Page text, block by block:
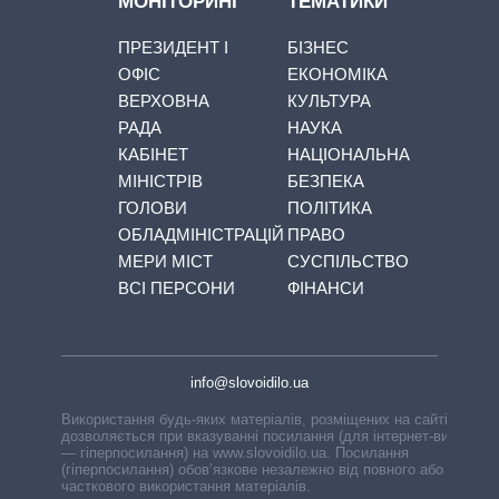
ПРЕЗИДЕНТ І
ОФІС
ВЕРХОВНА
РАДА
КАБІНЕТ
МІНІСТРІВ
ГОЛОВИ
ОБЛАДМІНІСТРАЦІЙ
МЕРИ МІСТ
ВСІ ПЕРСОНИ
БІЗНЕС
ЕКОНОМІКА
КУЛЬТУРА
НАУКА
НАЦІОНАЛЬНА
БЕЗПЕКА
ПОЛІТИКА
ПРАВО
СУСПІЛЬСТВО
ФІНАНСИ
info@slovoidilo.ua
Використання будь-яких матеріалів, розміщених на сайті,
дозволяється при вказуванні посилання (для інтернет-видань
— гіперпосилання) на www.slovoidilo.ua. Посилання
(гіперпосилання) обов’язкове незалежно від повного або
часткового використання матеріалів.